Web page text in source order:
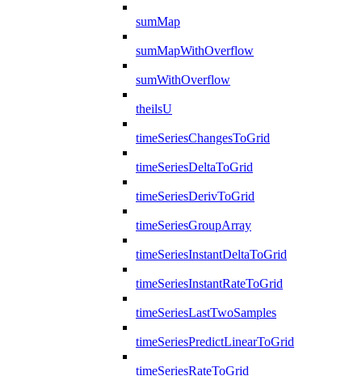
sumMap
sumMapWithOverflow
sumWithOverflow
theilsU
timeSeriesChangesToGrid
timeSeriesDeltaToGrid
timeSeriesDerivToGrid
timeSeriesGroupArray
timeSeriesInstantDeltaToGrid
timeSeriesInstantRateToGrid
timeSeriesLastTwoSamples
timeSeriesPredictLinearToGrid
timeSeriesRateToGrid